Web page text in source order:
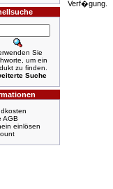
Sie
um ein
zu finden.
Suche
AGB
einlösen
Verf�gung.